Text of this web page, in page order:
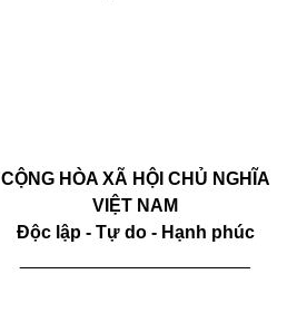
CỘNG HÒA XÃ HỘI CHỦ NGHĨA
VIỆT NAM
Độc lập - Tự do - Hạnh phúc